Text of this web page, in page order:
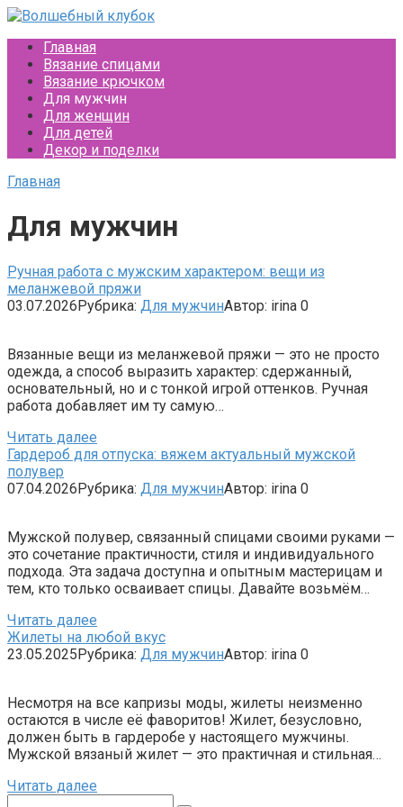
Перейти
контентуГлавная
Вязание спицами
Вязание крючком
Для мужчин
Для женщин
Для детей
Декор и поделки
Главная
Для мужчин
Ручная работа с мужским характером: вещи из
меланжевой пряжи
03.07.2026Рубрика: Для мужчинАвтор: irina 0
Вязанные вещи из меланжевой пряжи — это не просто
одежда, а способ выразить характер: сдержанный,
основательный, но и с тонкой игрой оттенков. Ручная
работа добавляет им ту самую…
Читать далее
Гардероб для отпуска: вяжем актуальный мужской
полувер
07.04.2026Рубрика: Для мужчинАвтор: irina 0
Мужской полувер, связанный спицами своими руками —
это сочетание практичности, стиля и индивидуального
подхода. Эта задача доступна и опытным мастерицам и
тем, кто только осваивает спицы. Давайте возьмём…
Читать далее
Жилеты на любой вкус
23.05.2025Рубрика: Для мужчинАвтор: irina 0
Несмотря на все капризы моды, жилеты неизменно
остаются в числе её фаворитов! Жилет, безусловно,
должен быть в гардеробе у настоящего мужчины.
Мужской вязаный жилет — это практичная и стильная…
Читать далее